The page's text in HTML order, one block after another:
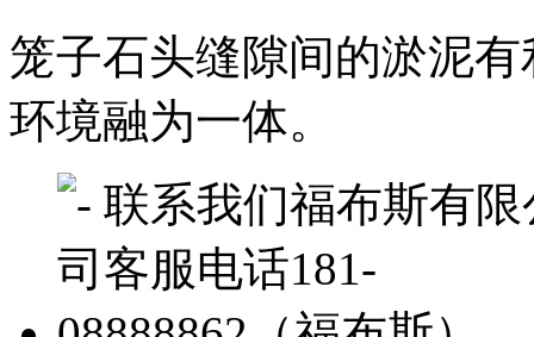
笼子石头缝隙间的淤泥
环境融为一体。